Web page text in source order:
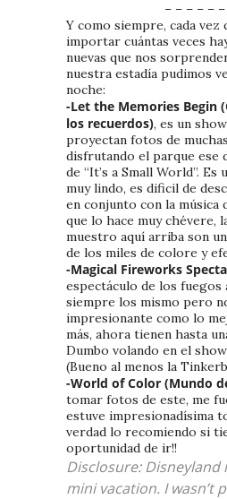
– – – – –
Y como siempre, cada vez
importar cuántas veces
nuevas que nos
nuestra estadía pudimos
noche:
-Let the Memories Begin
los recuerdos), es un
proyectan fotos de
disfrutando el parque ese
de “It’s a Small World”. Es
muy lindo, es dificil de
en conjunto con la música
que lo hace muy chévere,
muestro aquí arriba son
de los miles de colore y
-Magical Fireworks
espectáculo de los
siempre los mismo pero
impresionante como lo
más, ahora tienen hasta
Dumbo volando en el
(Bueno al menos la
-World of Color (Mundo
tomar fotos de este, me
estuve impresionadísima
verdad lo recomiendo si
oportunidad de ir!!
Disclosure: Disneyland
mini vacation. I wasn’t